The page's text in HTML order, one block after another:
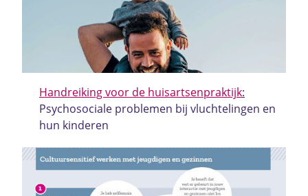
Handreiking voor de huisartsenpraktijk:
Psychosociale problemen bij vluchtelingen en
hun kinderen